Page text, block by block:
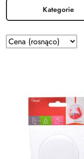
Kategorie
Zastosowano
sortowanie:
Sortuj
według